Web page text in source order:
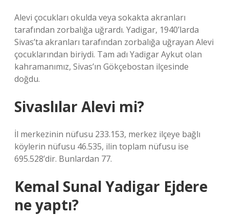
Alevi çocukları okulda veya sokakta akranları
tarafından zorbalığa uğrardı. Yadigar, 1940’larda
Sivas’ta akranları tarafından zorbalığa uğrayan Alevi
çocuklarından biriydi. Tam adı Yadigar Aykut olan
kahramanımız, Sivas’ın Gökçebostan ilçesinde
doğdu.
Sivaslılar Alevi mi?
İl merkezinin nüfusu 233.153, merkez ilçeye bağlı
köylerin nüfusu 46.535, ilin toplam nüfusu ise
695.528’dir. Bunlardan 77.
Kemal Sunal Yadigar Ejdere
ne yaptı?